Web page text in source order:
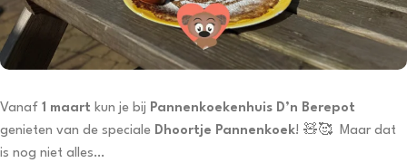
Vanaf 1 maart kun je bij Pannenkoekenhuis D’n Berepot
genieten van de speciale Dhoortje Pannenkoek! 🧸🥰 Maar dat
is nog niet alles…